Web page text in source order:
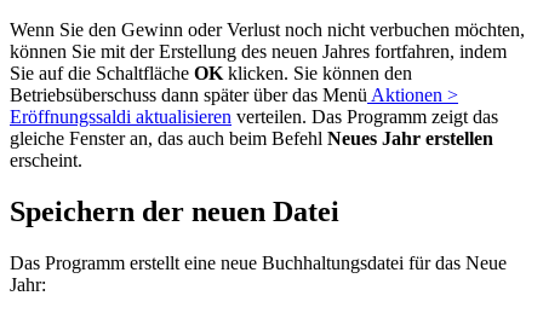
Wenn Sie den Gewinn oder Verlust noch nicht verbuchen möchten,
können Sie mit der Erstellung des neuen Jahres fortfahren, indem
Sie auf die Schaltfläche OK klicken. Sie können den
Betriebsüberschuss dann später über das Menü Aktionen >
Eröffnungssaldi aktualisieren verteilen. Das Programm zeigt das
gleiche Fenster an, das auch beim Befehl Neues Jahr erstellen
erscheint.
Speichern der neuen Datei
Das Programm erstellt eine neue Buchhaltungsdatei für das Neue
Jahr: